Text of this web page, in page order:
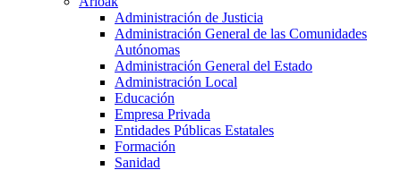
Administración de Justicia
Administración General de las Comunidades
Autónomas
Administración General del Estado
Administración Local
Educación
Empresa Privada
Entidades Públicas Estatales
Formación
Sanidad